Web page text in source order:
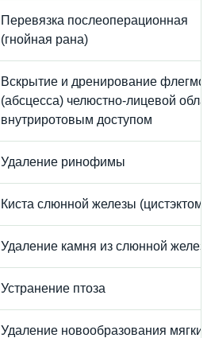
Перевязка послеоперационная
(гнойная рана)
Вскрытие и дренирование
(абсцесса) челюстно-лицевой
внутриротовым доступом
Удаление ринофимы
Киста слюнной железы
Удаление камня из слюнной
Устранение птоза
Удаление новообразования мягких